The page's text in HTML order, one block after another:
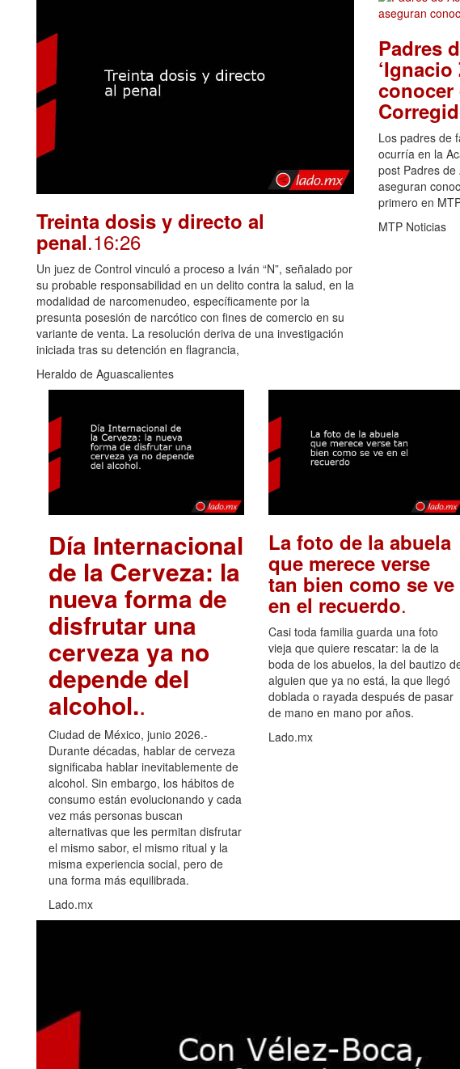
Treinta dosis y directo al
penal.16:26
Un juez de Control vinculó a proceso a Iván “N”, señalado por
su probable responsabilidad en un delito contra la salud, en la
modalidad de narcomenudeo, específicamente por la
presunta posesión de narcótico con fines de comercio en su
variante de venta. La resolución deriva de una investigación
iniciada tras su detención en flagrancia,
Heraldo de Aguascalientes
Padres
‘Ignacio
conocer
Los padres de
ocurría en la
post Padres de
aseguran
primero en
MTP Noticias
Día Internacional
de la Cerveza: la
nueva forma de
disfrutar una
cerveza ya no
depende del
alcohol..
Ciudad de México, junio 2026.-
Durante décadas, hablar de cerveza
significaba hablar inevitablemente de
alcohol. Sin embargo, los hábitos de
consumo están evolucionando y cada
vez más personas buscan
alternativas que les permitan disfrutar
el mismo sabor, el mismo ritual y la
misma experiencia social, pero de
una forma más equilibrada.
Lado.mx
La foto de la abuela
que merece verse
tan bien como se ve
en el recuerdo.
Casi toda familia guarda una foto
vieja que quiere rescatar: la de la
boda de los abuelos, la del bautizo
alguien que ya no está, la que llegó
doblada o rayada después de pasar
de mano en mano por años.
Lado.mx